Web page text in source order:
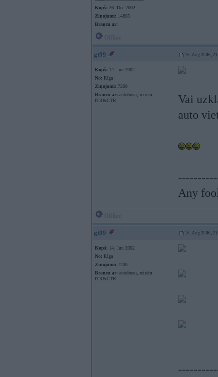
Kopš: 26. Dec 2002
Ziņojumi: 14865
Braucu ar:
gt99 16. Aug 2006,
Kopš: 14. Jun 2002
No: Rīga
Ziņojumi: 7200
Braucu ar: autobusu, reizēm
ITR&CTR
Vai
auto
Any
gt99 16. Aug 2006,
Kopš: 14. Jun 2002
No: Rīga
Ziņojumi: 7200
Braucu ar: autobusu, reizēm
ITR&CTR